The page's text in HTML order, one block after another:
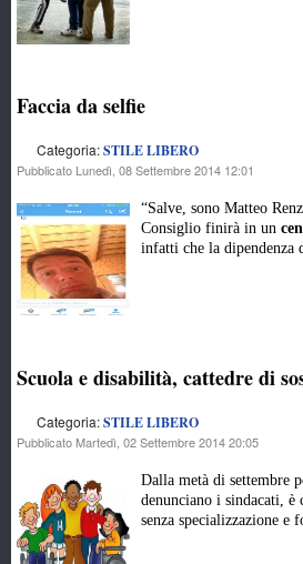
Faccia da selfie
Categoria:STILE LIBERO
Pubblicato Lunedì, 08 Settembre 2014 12:01
“Salve, sono Matteo
Consiglio finirà in un
infatti che la dipendenza
Scuola e disabilità, cattedre di
Categoria:STILE LIBERO
Pubblicato Martedì, 02 Settembre 2014 20:05
Dalla metà di settembre
denunciano i sindacati, è
senza specializzazione